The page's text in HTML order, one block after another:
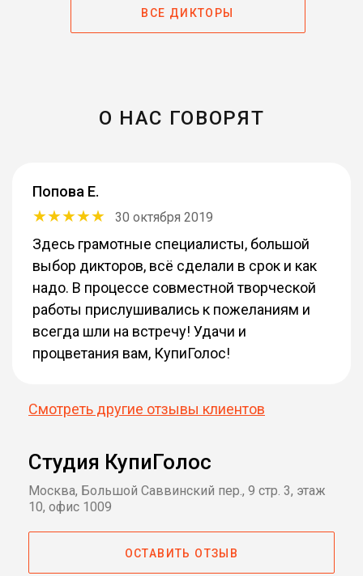
ВСЕ ДИКТОРЫ
О НАС ГОВОРЯТ
Попова Е.
30 октября 2019
Здесь грамотные специалисты, большой
выбор дикторов, всё сделали в срок и как
надо. В процессе совместной творческой
работы прислушивались к пожеланиям и
всегда шли на встречу! Удачи и
процветания вам, КупиГолос!
Смотреть другие отзывы клиентов
Студия КупиГолос
Москва, Большой Саввинский пер., 9 стр. 3, этаж
10, офис 1009
ОСТАВИТЬ ОТЗЫВ